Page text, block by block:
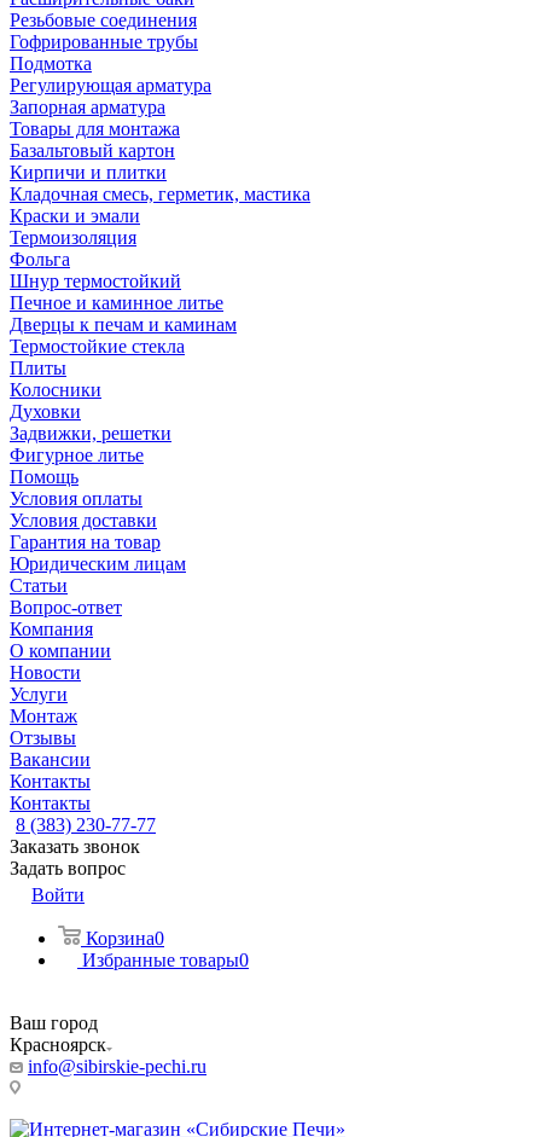
Резьбовые соединения
Гофрированные трубы
Подмотка
Регулирующая арматура
Запорная арматура
Товары для монтажа
Базальтовый картон
Кирпичи и плитки
Кладочная смесь, герметик, мастика
Краски и эмали
Термоизоляция
Фольга
Шнур термостойкий
Печное и каминное литье
Дверцы к печам и каминам
Термостойкие стекла
Плиты
Колосники
Духовки
Задвижки, решетки
Фигурное литье
Помощь
Условия оплаты
Условия доставки
Гарантия на товар
Юридическим лицам
Статьи
Вопрос-ответ
Компания
О компании
Новости
Услуги
Монтаж
Отзывы
Вакансии
Контакты
Контакты
8 (383) 230-77-77
Заказать звонок
Задать вопрос
Войти
Корзина0
Избранные товары0
Ваш город
Красноярск
info@sibirskie-pechi.ru